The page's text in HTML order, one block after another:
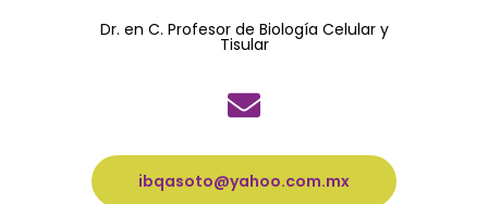
Dr. en C. Profesor de Biología Celular y
Tisular
ibqasoto@yahoo.com.mx